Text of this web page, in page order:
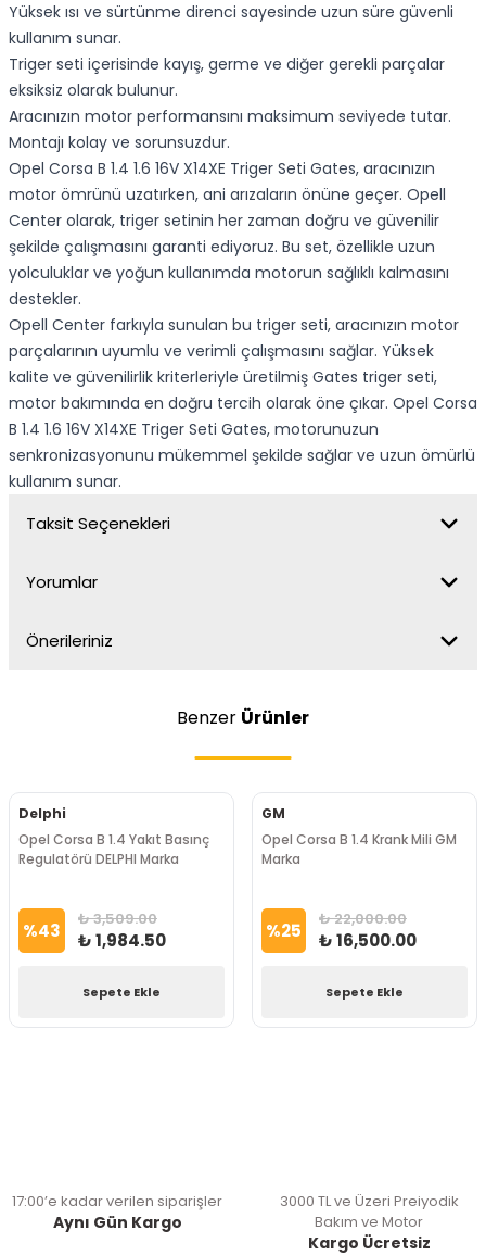
Yüksek ısı ve sürtünme direnci sayesinde uzun süre güvenli
kullanım sunar.
Triger seti içerisinde kayış, germe ve diğer gerekli parçalar
eksiksiz olarak bulunur.
Aracınızın motor performansını maksimum seviyede tutar.
Montajı kolay ve sorunsuzdur.
Opel Corsa B 1.4 1.6 16V X14XE Triger Seti Gates, aracınızın
motor ömrünü uzatırken, ani arızaların önüne geçer. Opell
Center olarak, triger setinin her zaman doğru ve güvenilir
şekilde çalışmasını garanti ediyoruz. Bu set, özellikle uzun
yolculuklar ve yoğun kullanımda motorun sağlıklı kalmasını
destekler.
Opell Center farkıyla sunulan bu triger seti, aracınızın motor
parçalarının uyumlu ve verimli çalışmasını sağlar. Yüksek
kalite ve güvenilirlik kriterleriyle üretilmiş Gates triger seti,
motor bakımında en doğru tercih olarak öne çıkar. Opel Corsa
B 1.4 1.6 16V X14XE Triger Seti Gates, motorunuzun
senkronizasyonunu mükemmel şekilde sağlar ve uzun ömürlü
kullanım sunar.
Taksit Seçenekleri
Yorumlar
Önerileriniz
Benzer Ürünler
Delphi
Opel Corsa B 1.4 Yakıt Basınç
Regulatörü DELPHI Marka
%43 ₺ 3,509.00
₺ 1,984.50
Sepete Ekle
GM
Opel Corsa B 1.4 Krank Mili GM
Marka
%25 ₺ 22,000.00
₺ 16,500.00
Sepete Ekle
17:00’e kadar verilen siparişler
Aynı Gün Kargo
3000 TL ve Üzeri Preiyodik
Bakım ve Motor
Kargo Ücretsiz